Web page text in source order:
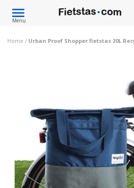
Toggle
navigation
Menu
Home / Urban Proof Shopper fietstas 20L